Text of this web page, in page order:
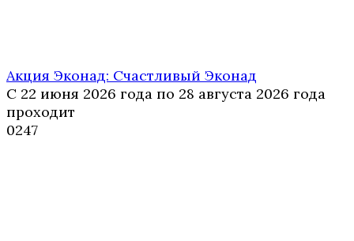
Акция Эконад: Счастливый Эконад
С 22 июня 2026 года по 28 августа 2026 года
проходит
0247